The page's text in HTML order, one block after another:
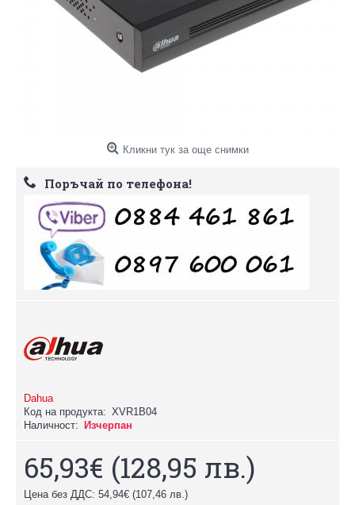
Кликни тук за още снимки
Поръчай по телефона!
Dahua
Код на продукта: XVR1B04
Наличност:
Изчерпан
65,93€ (128,95 лв.)
Цена без ДДС: 54,94€ (107,46 лв.)